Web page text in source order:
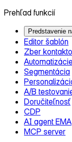
Prehľad funkcií
Predstavenie
Editor šablón
Zber
Automatizácie
Segmentácia
A/B
Doručiteľnosť
CDP
AI agent EMA
MCP server